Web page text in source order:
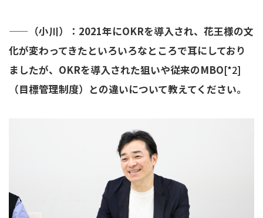
——（小川）：2021年にOKRを導入され、花王様の文
化が変わってきたといろいろなところで耳にしており
ましたが、OKRを導入された狙いや従来のMBO[*2]
（目標管理制度）との違いについて教えてください。